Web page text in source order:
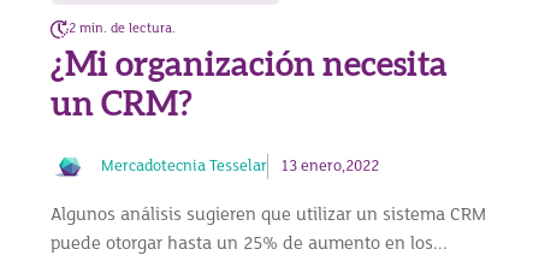
2 min. de lectura.
¿Mi organización necesita
un CRM?
Mercadotecnia Tesselar 13 enero,2022
Algunos análisis sugieren que utilizar un sistema CRM
puede otorgar hasta un 25% de aumento en los...